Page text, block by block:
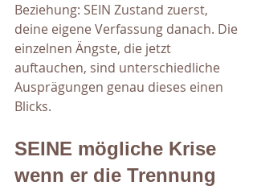
Beziehung: SEIN Zustand zuerst,
deine eigene Verfassung danach. Die
einzelnen Ängste, die jetzt
auftauchen, sind unterschiedliche
Ausprägungen genau dieses einen
Blicks.
SEINE mögliche Krise
wenn er die Trennung